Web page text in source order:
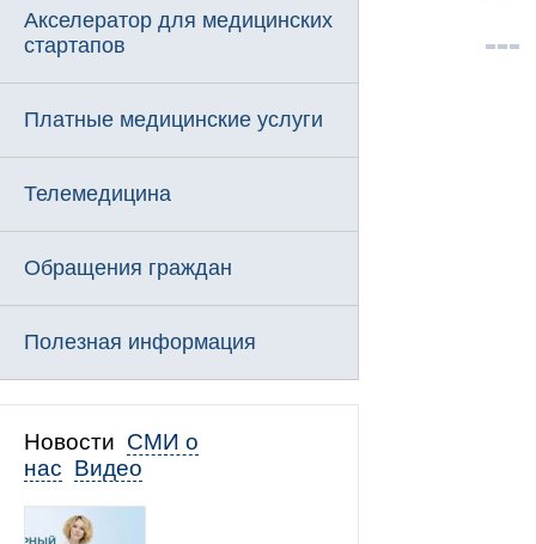
Акселератор для медицинских
стартапов
Платные медицинские услуги
Телемедицина
Обращения граждан
Полезная информация
Новости СМИ о
нас Видео